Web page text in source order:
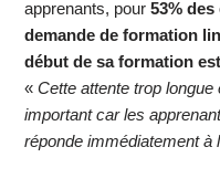
apprenants, pour53%
demande de formation
début de sa formation
«Cette attente trop
important car les
réponde immédiatement à